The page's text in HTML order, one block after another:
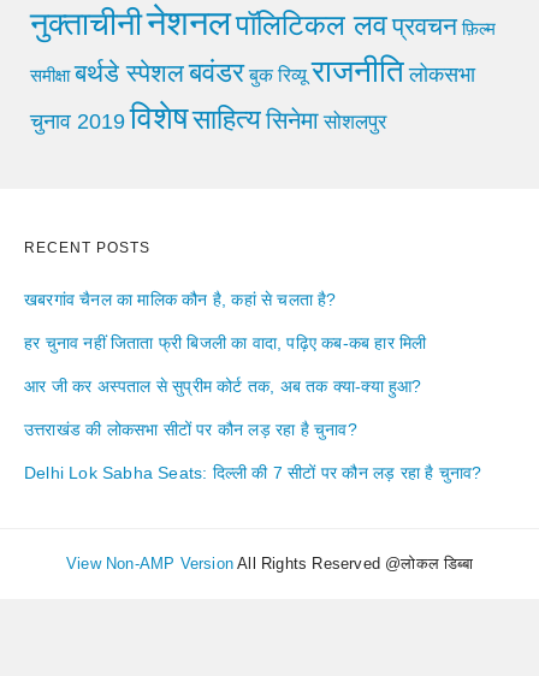
नुक्ताचीनीनेशनलपॉलिटिकल लवप्रवचन फ़िल्म
समीक्षा बर्थडे स्पेशलबवंडर बुक रिव्यू राजनीति लोकसभा
चुनाव 2019 विशेषसाहित्यसिनेमा सोशलपुर
RECENT POSTS
खबरगांव चैनल का मालिक कौन है, कहां से चलता है?
हर चुनाव नहीं जिताता फ्री बिजली का वादा, पढ़िए कब-कब हार मिली
आर जी कर अस्पताल से सुप्रीम कोर्ट तक, अब तक क्या-क्या हुआ?
उत्तराखंड की लोकसभा सीटों पर कौन लड़ रहा है चुनाव?
Delhi Lok Sabha Seats: दिल्ली की 7 सीटों पर कौन लड़ रहा है चुनाव?
View Non-AMP Version All Rights Reserved @लोकल डिब्बा